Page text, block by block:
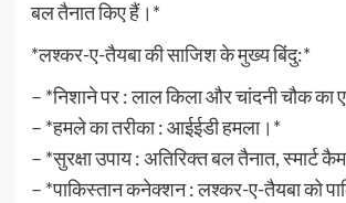
बल तैनात किए हैं।*
*लश्कर-ए-तैयबा की साजिश के मुख्य बिंदु:*
– *निशाने पर : लाल किला और चांदनी चौक
– *हमले का तरीका : आईईडी हमला।*
– *सुरक्षा उपाय : अतिरिक्त बल तैनात, स्मार्ट
– *पाकिस्तान कनेक्शन : लश्कर-ए-तैयबा को